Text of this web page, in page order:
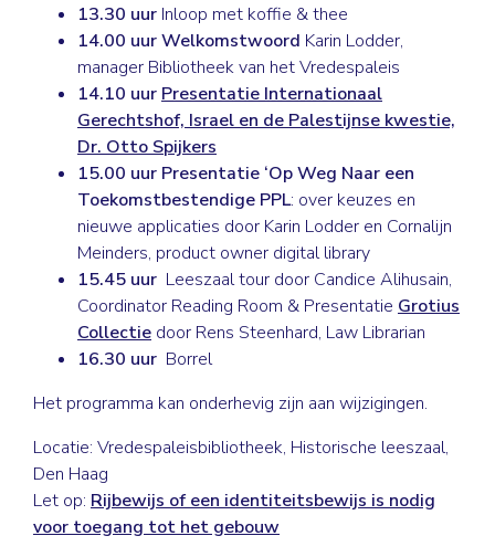
13.30 uur Inloop met koffie & thee
14.00 uurWelkomstwoord Karin Lodder,
manager Bibliotheek van het Vredespaleis
14.10 uur Presentatie Internationaal
Gerechtshof, Israel en de Palestijnse kwestie,
Dr. Otto Spijkers
15.00 uur Presentatie ‘Op Weg Naar een
Toekomstbestendige PPL: over keuzes en
nieuwe applicaties door Karin Lodder en Cornalijn
Meinders, product owner digital library
15.45 uur Leeszaal tour door Candice Alihusain,
Coordinator Reading Room & Presentatie Grotius
Collectie door Rens Steenhard, Law Librarian
16.30 uur Borrel
Het programma kan onderhevig zijn aan wijzigingen.
Locatie: Vredespaleisbibliotheek, Historische leeszaal,
Den Haag
Let op: Rijbewijs of een identiteitsbewijs is nodig
voor toegang tot het gebouw